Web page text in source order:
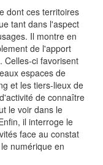
dont ces territoires
tant dans l'aspect
Il montre en
de l'apport
Celles-ci favorisent
espaces de
et les tiers-lieux de
de connaître
le voir dans le
il interroge le
face au constat
numérique en